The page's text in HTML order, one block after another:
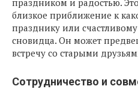
праздником и радостью.
близкое приближение к
празднику или
сновидца. Он может
встречу со старыми
Сотрудничество и